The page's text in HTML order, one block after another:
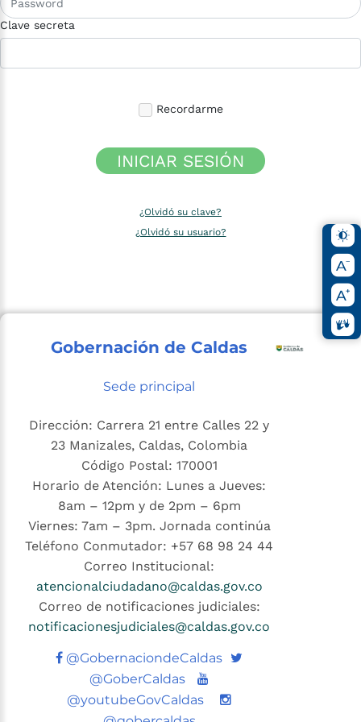
Clave secreta
Recordarme
INICIAR SESIÓN
¿Olvidó su clave?
¿Olvidó su usuario?
Gobernación de Caldas
Sede principal
Dirección: Carrera 21 entre Calles 22 y
23 Manizales, Caldas, Colombia
Código Postal: 170001
Horario de Atención: Lunes a Jueves:
8am – 12pm y de 2pm – 6pm
Viernes: 7am – 3pm. Jornada continúa
Teléfono Conmutador: +57 68 98 24 44
Correo Institucional:
atencionalciudadano@caldas.gov.co
Correo de notificaciones judiciales:
notificacionesjudiciales@caldas.gov.co
@GobernaciondeCaldas Twitter
@GoberCaldas
Youtube
@youtubeGovCaldas